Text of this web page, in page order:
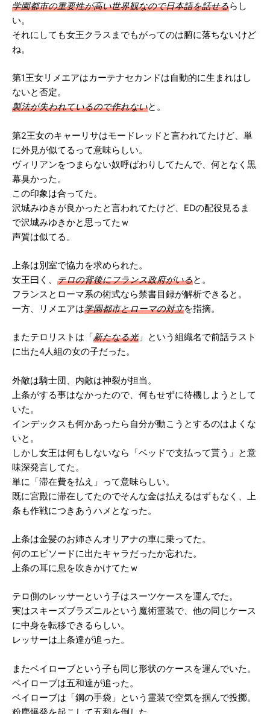
学園都市の重要性が高い世界観なので日本語を話せるらし
い。
それにしても女王クラスまでもがってのは腑に落ちないけど
ね。
第1王女リメエアはカーテナセカンドは自動的に生まれはし
ないと否定。
製法が失われているので作れないと。
第2王女のキャーリサはモードレッドと言われてたけど、単
に外見が似てるって意味らしい。
ヴィリアンをつまらない奴呼ばわりしてたんで、何となく黒
幕臭かった。
この印象は合ってた。
沢城みゆきが良かったと言われてたけど、EDの配役見るま
で沢城みゆきかと思ってたｗ
声質は似てる。
上条は別室で協力を求められた。
女王曰く、 テロの背後にフランス政府がいると。
フランスとローマ系の術式なら禁書目録が解析できると。
一方、リメエアは学園都市とローマの対立を指摘。
またテロリストは「 新たなる光」という組織名で前話ラスト
に出た4人組の女の子だった。
外敵は騎士団、内敵は神裂が担当。
上条がする事はなかったので、何もせずに待機しようとして
いた。
インデックスも何かあったら自分が動こうとするのはよくな
いと。
しかし女王は何もしないなら「ベッドで支払って貰う」と意
味深発言してた。
単に「滞在費を払え」って意味らしい。
既に宮殿に滞在してたのでそんな金は払えるはずもなく、上
条も作戦につきあうハメとなった。
上条は金髪のお姉さんオリアナの車に乗ってた。
何のエピソードに出たキャラだったか忘れた。
上条の耳に息を吹きかけてたｗ
テロ側のレッサーという子はスーツケースを運んでた。
実はスキーズブラズニルという魔術霊装で、他の同じケース
に中身を転移できるらしい。
レッサーは上条達が追った。
またベイローブという子も同じ形状のケースを運んでいた。
ベイローブは五和達が追った。
ベイローブは「鋼の手袋」という霊装で空気を掴んで投擲。